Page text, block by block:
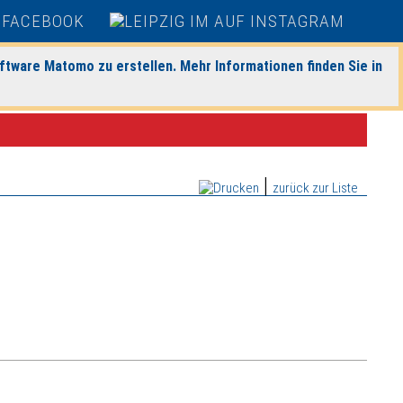
Matomo zu erstellen. Mehr Informationen finden Sie in
zurück zur Liste